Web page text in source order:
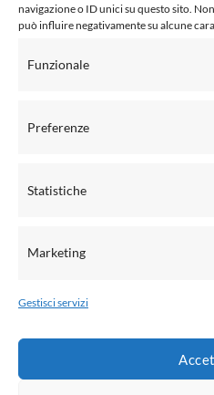
navigazione o ID unici su questo sito.
può influire negativamente su alcune
Funzionale
Preferenze
Statistiche
Marketing
Gestisci servizi
Social Media Policy
Condizioni di vendita al pubblico
Informativa Privacy clienti
Informativa Privacy rivenditori